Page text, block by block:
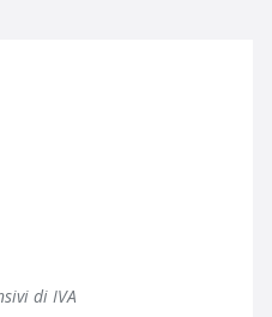
di IVA